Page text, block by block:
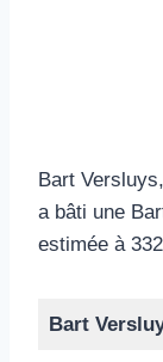
Bart
a bâti une
estimée à
Bart